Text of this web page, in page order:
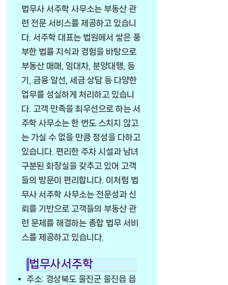
법무사 서주학 사무소는 부동산 관
련 전문 서비스를 제공하고 있습니
다. 서주학 대표는 법원에서 쌓은 풍
부한 법률 지식과 경험을 바탕으로
부동산 매매, 임대차, 분양대행, 등
기, 금융 알선, 세금 상담 등 다양한
업무를 성실하게 처리하고 있습니
다. 고객 만족을 최우선으로 하는 서
주학 사무소는 한 번도 스치지 않고
는 가실 수 없을 만큼 정성을 다하고
있습니다. 편리한 주차 시설과 남녀
구분된 화장실을 갖추고 있어 고객
들의 방문이 편리합니다. 이처럼 법
무사 서주학 사무소는 전문성과 신
뢰를 기반으로 고객들의 부동산 관
련 문제를 해결하는 종합 법무 서비
스를 제공하고 있습니다.
법무사서주학
주소: 경상북도 울진군 울진읍 읍